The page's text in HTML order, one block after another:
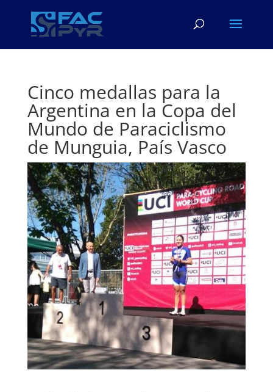
Cinco medallas para la
Argentina en la Copa del
Mundo de Paraciclismo
de Munguia, País Vasco